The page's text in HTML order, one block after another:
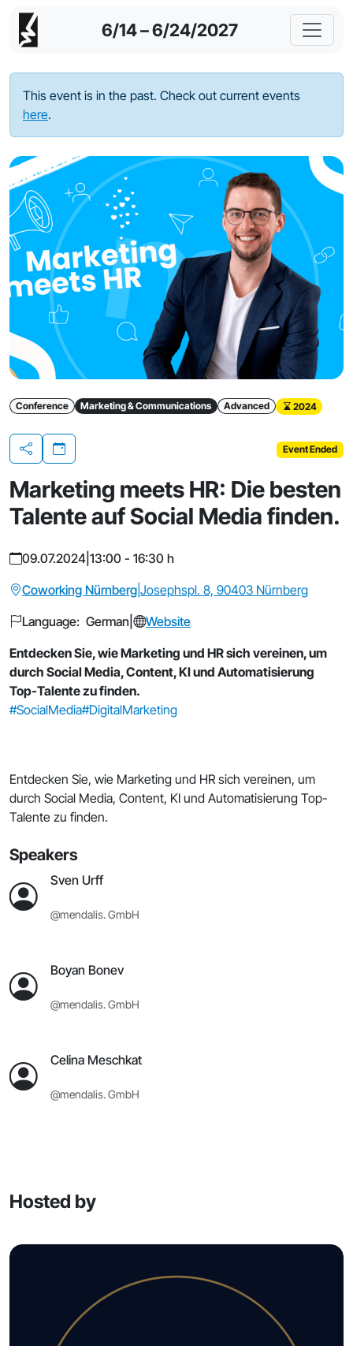
6/14 – 6/24/2027
This event is in the past. Check out current events
here.
Conference Marketing & Communications Advanced 2024
Share
Event Ended
Marketing meets HR: Die besten
Talente auf Social Media finden.
09.07.2024 13:00 - 16:30 h
Coworking Nürnberg Josephspl. 8, 90403 Nürnberg
Language: German
Website
Entdecken Sie, wie Marketing und HR sich vereinen, um
durch Social Media, Content, KI und Automatisierung
Top-Talente zu finden.
#SocialMedia#DigitalMarketing
Entdecken Sie, wie Marketing und HR sich vereinen, um
durch Social Media, Content, KI und Automatisierung Top-
Talente zu finden.
Speakers
Sven Urff
@mendalis. GmbH
Boyan Bonev
@mendalis. GmbH
Celina Meschkat
@mendalis. GmbH
Hosted by